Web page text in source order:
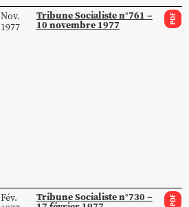
Nov.
1977
Tribune Socialiste n°761 –
10 novembre 1977 PDF
Fév.
Tribune Socialiste n°730 – PDF